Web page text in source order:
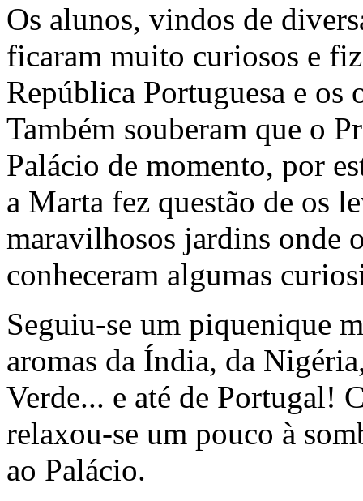
Os alunos, vindos de
ficaram muito curiosos e
República Portuguesa e os
Também souberam que o
Palácio de momento, por
a Marta fez questão de os
maravilhosos jardins onde
conheceram algumas
Seguiu-se um piquenique
aromas da Índia, da
Verde... e até de Portugal!
relaxou-se um pouco à
ao Palácio.